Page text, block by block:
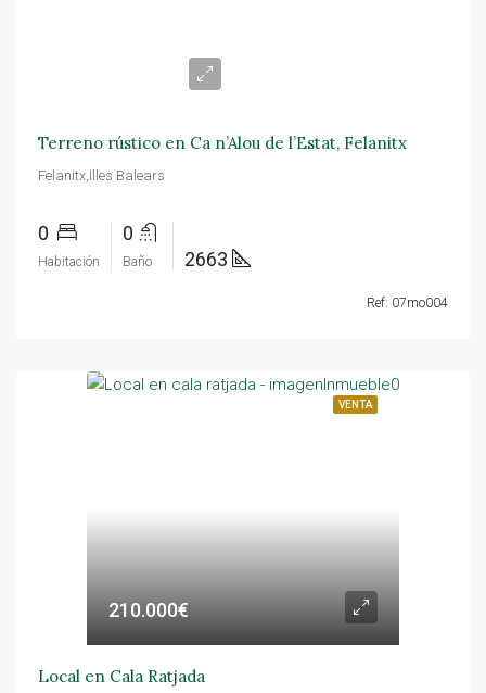
Terreno rústico en Ca n’Alou de l’Estat, Felanitx
Felanitx,Illes Balears
0
Habitación
0
Baño 2663
Ref: 07mo004
VENTA
210.000€
Local en Cala Ratjada